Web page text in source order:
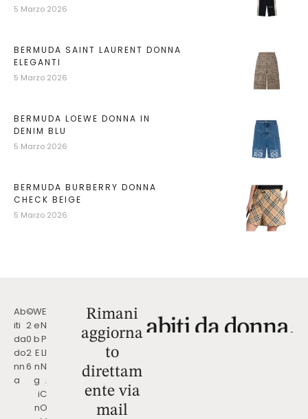
5 Marzo 2026
BERMUDA SAINT LAURENT DONNA
ELEGANTI
5 Marzo 2026
BERMUDA LOEWE DONNA IN
DENIM BLU
5 Marzo 2026
BERMUDA BURBERRY DONNA
CHECK BEIGE
5 Marzo 2026
Ab
iti
da
do
nn
a
©
2
0
2
6
W
e
b
E
n
g
i
n
E
N
P
LI
N
.
C
O
Rimani
aggiorna
to
direttam
ente via
mail